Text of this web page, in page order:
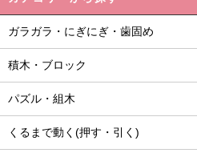
ガラガラ・にぎにぎ・歯固め
積木・ブロック
パズル・組木
くるまで動く(押す・引く)